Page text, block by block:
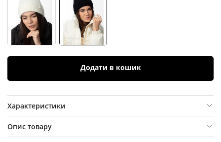
Додати в кошик
Характеристики
Опис товару